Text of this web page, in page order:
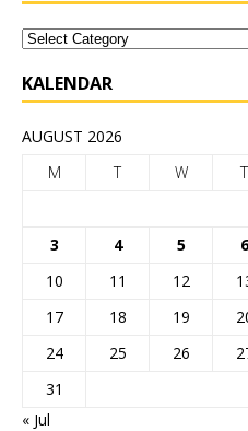
KALENDAR
AUGUST 2026
M
T W T
3
4 5 6
10
11 12
17
18 19
24
25 26
31
« Jul